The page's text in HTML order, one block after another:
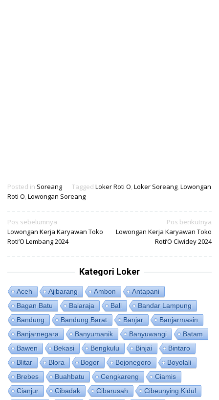
Posted in Soreang Tagged Loker Roti O, Loker Soreang, Lowongan
Roti O, Lowongan Soreang
Navigasi
pos
Pos sebelumnya
Lowongan Kerja Karyawan Toko
Roti’O Lembang 2024
Pos berikutnya
Lowongan Kerja Karyawan Toko
Roti’O Ciwidey 2024
Kategori Loker
Aceh Ajibarang Ambon
Antapani
Bagan Batu
Balaraja Bali
Bandar Lampung
Bandung
Bandung Barat Banjar
Banjarmasin
Banjarnegara
Banyumanik Banyuwangi
Batam
Bawen
Bekasi Bengkulu Binjai
Bintaro
Blitar
Blora Bogor Bojonegoro
Boyolali
Brebes
Buahbatu Cengkareng
Ciamis
Cianjur
Cibadak Cibarusah
Cibeunying Kidul